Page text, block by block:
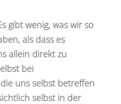
gibt wenig, was wir so
als dass es
allein direkt zu
bei
uns selbst betreffen
selbst in der